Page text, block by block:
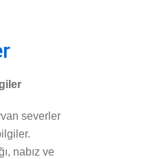
severler
nabız ve